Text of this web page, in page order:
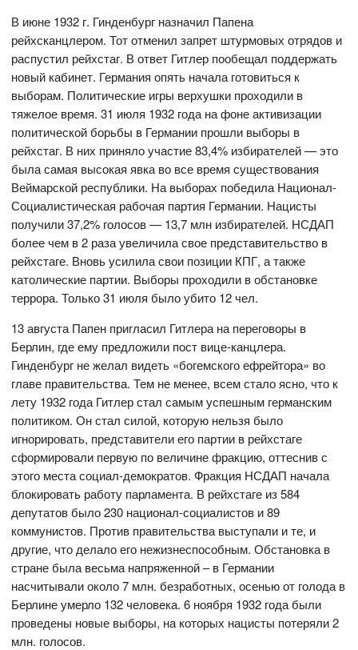
В июне 1932 г. Гинденбург назначил Папена
рейхсканцлером. Тот отменил запрет штурмовых отрядов и
распустил рейхстаг. В ответ Гитлер пообещал поддержать
новый кабинет. Германия опять начала готовиться к
выборам. Политические игры верхушки проходили в
тяжелое время. 31 июля 1932 года на фоне активизации
политической борьбы в Германии прошли выборы в
рейхстаг. В них приняло участие 83,4% избирателей — это
была самая высокая явка во все время существования
Веймарской республики. На выборах победила Национал-
Социалистическая рабочая партия Германии. Нацисты
получили 37,2% голосов — 13,7 млн избирателей. НСДАП
более чем в 2 раза увеличила свое представительство в
рейхстаге. Вновь усилила свои позиции КПГ, а также
католические партии. Выборы проходили в обстановке
террора. Только 31 июля было убито 12 чел.
13 августа Папен пригласил Гитлера на переговоры в
Берлин, где ему предложили пост вице-канцлера.
Гинденбург не желал видеть «богемского ефрейтора» во
главе правительства. Тем не менее, всем стало ясно, что к
лету 1932 года Гитлер стал самым успешным германским
политиком. Он стал силой, которую нельзя было
игнорировать, представители его партии в рейхстаге
сформировали первую по величине фракцию, оттеснив с
этого места социал-демократов. Фракция НСДАП начала
блокировать работу парламента. В рейхстаге из 584
депутатов было 230 национал-социалистов и 89
коммунистов. Против правительства выступали и те, и
другие, что делало его нежизнеспособным. Обстановка в
стране была весьма напряженной – в Германии
насчитывали около 7 млн. безработных, осенью от голода в
Берлине умерло 132 человека. 6 ноября 1932 года были
проведены новые выборы, на которых нацисты потеряли 2
млн. голосов.